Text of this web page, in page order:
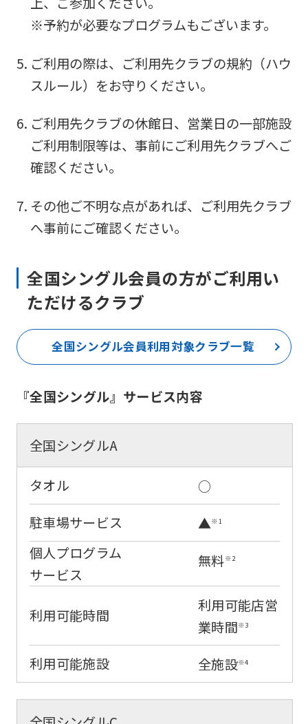
※予約が必要なプログラムもございます。
ご利用の際は、ご利用先クラブの規約（ハウ
スルール）をお守りください。
ご利用先クラブの休館日、営業日の一部施設
ご利用制限等は、事前にご利用先クラブへご
確認ください。
その他ご不明な点があれば、ご利用先クラブ
へ事前にご確認ください。
全国シングル会員の方がご利用い
ただけるクラブ
全国シングル会員利用対象クラブ一覧
『全国シングル』サービス内容
全国シングルA
タオル
○
駐車場サービス
▲※1
個人プログラム
サービス
無料※2
利用可能時間
利用可能店営
業時間※3
利用可能施設 全施設※4
foreigners
Central
automatically
translated
into
English.
Click
(start
automatic